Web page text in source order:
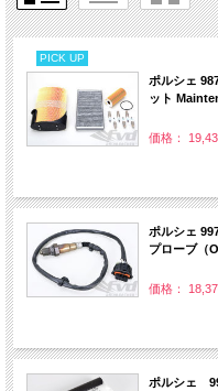
PICK UP
ポルシェ
ット
価格：
ポルシェ
プローブ（
価格：
ポルシェ